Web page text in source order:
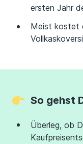
ersten Jahr
Meist kostet
So gehst
Überleg, ob